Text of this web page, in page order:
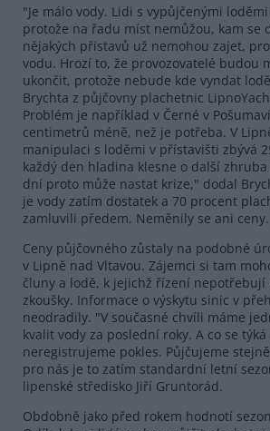
"Je málo vody. Lidi s vypůjčenými
protože na řadu míst nemůžou, kam se
nějakých přístavů už nemohou zajet,
vodu. Hrozí to, že provozovatelé budou
ukončit, protože nebude kde vyndat
Brychta z půjčovny plachetnic
Problém je například v Černé v
centimetrů méně, než je potřeba. V
manipulaci s loděmi v přístavišti zbývá
každý den hladina klesne o další zhruba
dní proto může nastat krize," dodal
je vody zatím dostatek a 70 procent
zamluvili předem. Neměnily se ani ceny.
Ceny půjčovného zůstaly na podobné
v Lipně nad Vltavou. Zájemci si tam
čluny a lodě, k jejichž řízení nepotřebují
zkoušky. Informace o výskytu sinic v
neodradily. "V současné chvíli máme
kvalit vody za poslední roky. A co se
neregistrujeme pokles. Půjčujeme
pro nás je to zatím standardní letní
lipenské středisko Jiří Gruntorád.
Obdobně jako před rokem hodnotí